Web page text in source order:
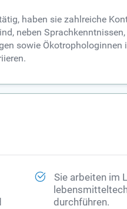
haben sie zahlreiche
neben
sowie
Sie arbeiten im
durchführen.